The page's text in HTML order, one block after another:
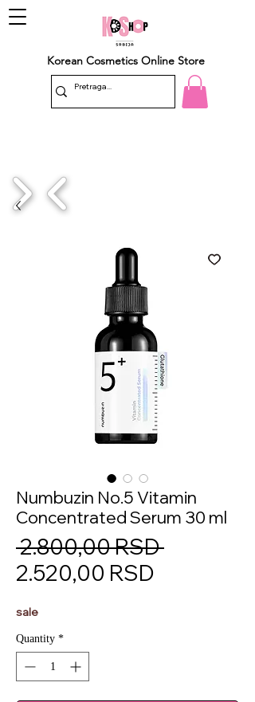
Korean Cosmetics Online Store
Numbuzin No.5 Vitamin
Concentrated Serum 30 ml
2.800,00 RSD Regular
2.520,00 RSD
sale
Quantity *